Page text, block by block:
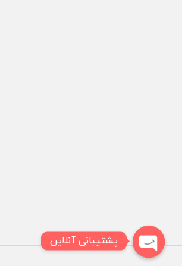
پشتیبانی آنلاین